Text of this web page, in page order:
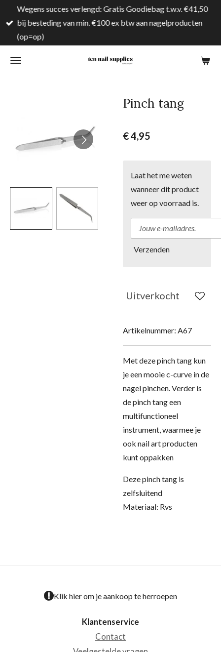
direct
naar
hoofdinhoud
Wegens succes verlengd: Gratis Goodiebag t.w.v. €41,50
bij besteding van min. €100 ex btw aan nagelproducten
(op=op)
Pinch tang
€ 4,95
Laat het me weten
wanneer dit product
weer op voorraad is.
Verzenden
Uitverkocht
Artikelnummer: A67
Met deze pinch tang kun
je een mooie c-curve in de
nagel pinchen. Verder is
de pinch tang een
multifunctioneel
instrument, waarmee je
ook nail art producten
kunt oppakken
Deze pinch tang is
zelfsluitend
Materiaal: Rvs
Klik hier om je aankoop te herroepen
Klantenservice
Contact